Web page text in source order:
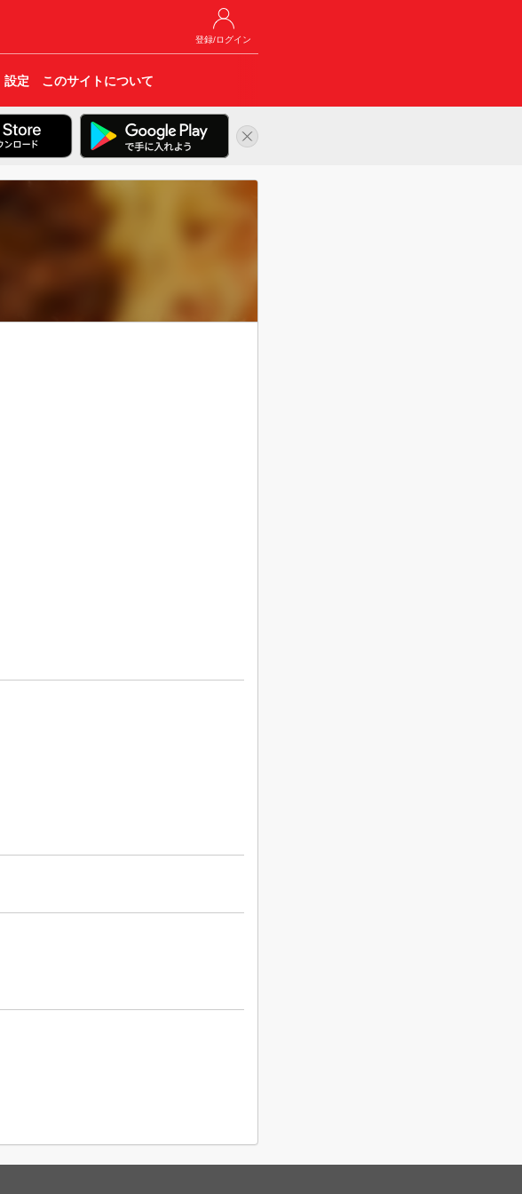
登録/ログイン
設定 このサイトについて